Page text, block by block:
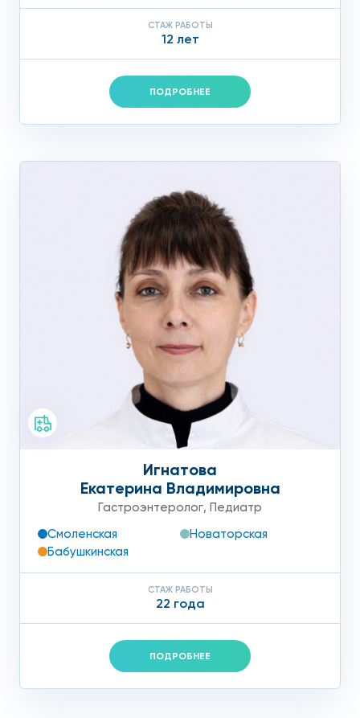
СТАЖ РАБОТЫ
12 лет
ПОДРОБНЕЕ
Игнатова
Екатерина Владимировна
Гастроэнтеролог, Педиатр
Смоленская
Новаторская
Бабушкинская
СТАЖ РАБОТЫ
22 года
ПОДРОБНЕЕ